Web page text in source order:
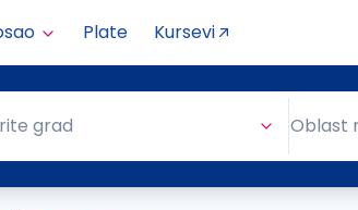
Plate Kursevi
grad Oblast